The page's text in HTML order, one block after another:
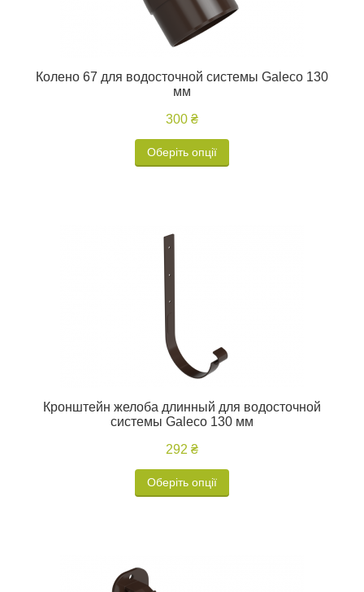
Колено 67 для водосточной системы Galeco 130
мм
300 ₴
Оберіть опції
Кронштейн желоба длинный для водосточной
системы Galeco 130 мм
292 ₴
Оберіть опції